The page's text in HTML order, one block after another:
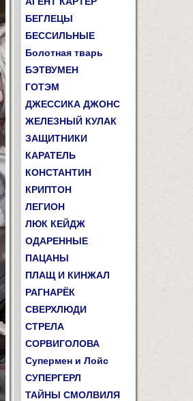
БЕГЛЕЦЫ
БЕССИЛЬНЫЕ
Болотная тварь
БЭТВУМЕН
ГОТЭМ
ДЖЕССИКА ДЖОНС
ЖЕЛЕЗНЫЙ КУЛАК
ЗАЩИТНИКИ
КАРАТЕЛЬ
КОНСТАНТИН
КРИПТОН
ЛЕГИОН
ЛЮК КЕЙДЖ
ОДАРЕННЫЕ
ПАЦАНЫ
ПЛАЩ И КИНЖАЛ
РАГНАРЁК
СВЕРХЛЮДИ
СТРЕЛА
СОРВИГОЛОВА
Супермен и Лойс
СУПЕРГЕРЛ
ТАЙНЫ СМОЛВИЛЯ